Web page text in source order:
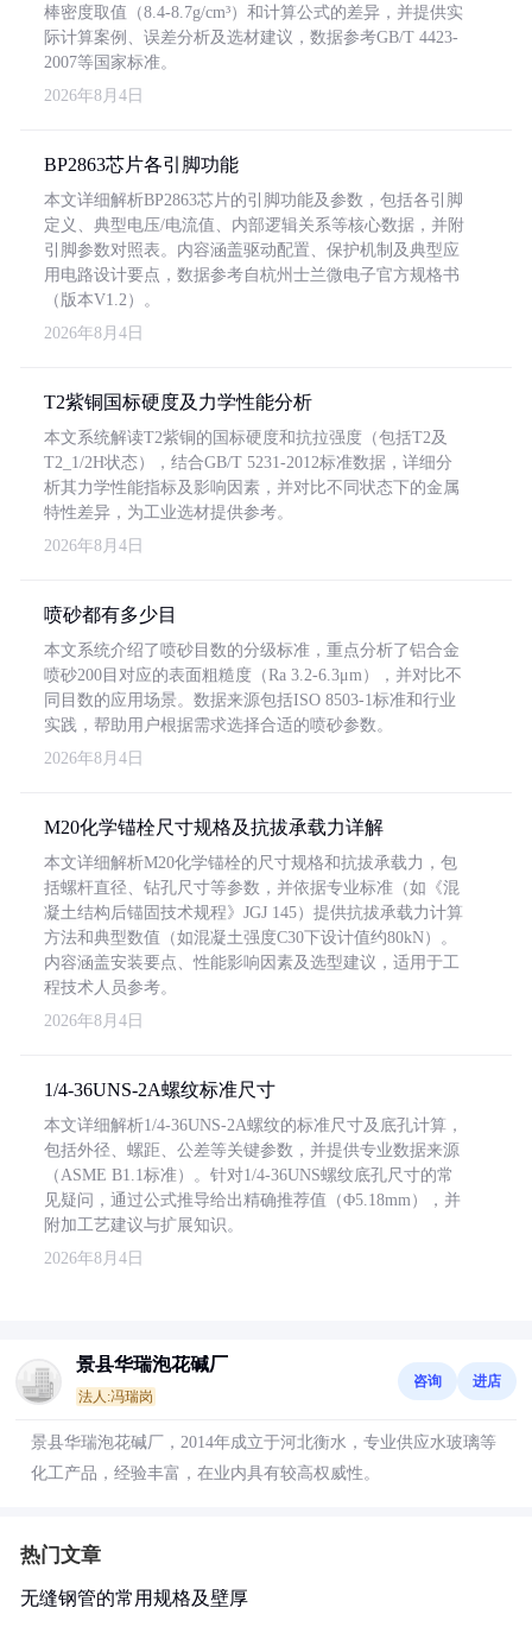
棒密度取值（8.4-8.7g/cm³）和计算公式的差异，并提供实
际计算案例、误差分析及选材建议，数据参考GB/T 4423-
2007等国家标准。
2026年8月4日
BP2863芯片各引脚功能
本文详细解析BP2863芯片的引脚功能及参数，包括各引脚
定义、典型电压/电流值、内部逻辑关系等核心数据，并附
引脚参数对照表。内容涵盖驱动配置、保护机制及典型应
用电路设计要点，数据参考自杭州士兰微电子官方规格书
（版本V1.2）。
2026年8月4日
T2紫铜国标硬度及力学性能分析
本文系统解读T2紫铜的国标硬度和抗拉强度（包括T2及
T2_1/2H状态），结合GB/T 5231-2012标准数据，详细分
析其力学性能指标及影响因素，并对比不同状态下的金属
特性差异，为工业选材提供参考。
2026年8月4日
喷砂都有多少目
本文系统介绍了喷砂目数的分级标准，重点分析了铝合金
喷砂200目对应的表面粗糙度（Ra 3.2-6.3μm），并对比不
同目数的应用场景。数据来源包括ISO 8503-1标准和行业
实践，帮助用户根据需求选择合适的喷砂参数。
2026年8月4日
M20化学锚栓尺寸规格及抗拔承载力详解
本文详细解析M20化学锚栓的尺寸规格和抗拔承载力，包
括螺杆直径、钻孔尺寸等参数，并依据专业标准（如《混
凝土结构后锚固技术规程》JGJ 145）提供抗拔承载力计算
方法和典型数值（如混凝土强度C30下设计值约80kN）。
内容涵盖安装要点、性能影响因素及选型建议，适用于工
程技术人员参考。
2026年8月4日
1/4-36UNS-2A螺纹标准尺寸
本文详细解析1/4-36UNS-2A螺纹的标准尺寸及底孔计算，
包括外径、螺距、公差等关键参数，并提供专业数据来源
（ASME B1.1标准）。针对1/4-36UNS螺纹底孔尺寸的常
见疑问，通过公式推导给出精确推荐值（Φ5.18mm），并
附加工艺建议与扩展知识。
2026年8月4日
景县华瑞泡花碱厂
法人:冯瑞岗
咨询 进店
景县华瑞泡花碱厂，2014年成立于河北衡水，专业供应水玻璃等
化工产品，经验丰富，在业内具有较高权威性。
热门文章
无缝钢管的常用规格及壁厚